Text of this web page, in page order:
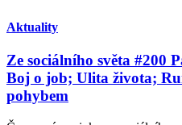
Aktuality
Ze sociálního světa #200
Boj o job; Ulita života;
pohybem